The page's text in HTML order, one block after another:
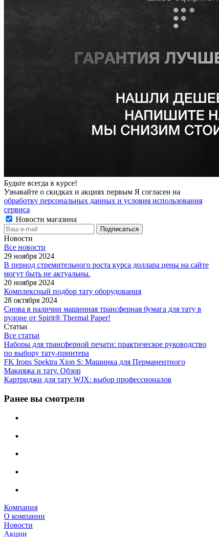
Будьте всегда в курсе!
Узнавайте о скидках и акциях первым Я согласен на
обработку персональных данных и условия использования
сервиса
Новости магазина
Новости
Все новости
29 ноября 2024
В период стремительного роста курса доллара цены на сайте
могут быть не актуальны.
20 ноября 2024
Комплексный подбор тату оборудования
28 октября 2024
Снова в наличии машинная трансферная бумага для тату в
рулоне от Spirit® Thermal Paper!
Статьи
Все статьи
Наборы для трансферной печати: практическое руководство
по выбору тату‑принтера
FK Irons Spektra Xion S: Машинка для Перманентного
Макияжа и тату. Обзор
Картриджи для тату WJX: выбор профессионалов
Ранее вы смотрели
Компания
О компании
Новости
Акции